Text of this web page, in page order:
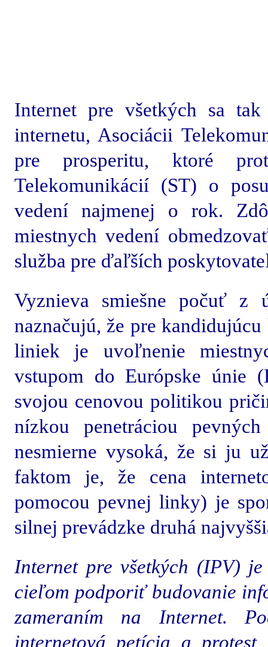
Internet pre všetkých sa
internetu, Asociácii
pre prosperitu, ktoré
Telekomunikácií (ST) o
vedení najmenej o rok.
miestnych vedení
služba pre ďaľších
Vyznieva smiešne počuť z
naznačujú, že pre
liniek je uvoľnenie
vstupom do Európske únie
svojou cenovou politikou
nízkou penetráciou
nesmierne vysoká, že si ju
faktom je, že cena
pomocou pevnej linky) je
silnej prevádzke druhá
Internet pre všetkých (IPV)
cieľom podporiť budovanie
zameraním na Internet.
internetová petícia a